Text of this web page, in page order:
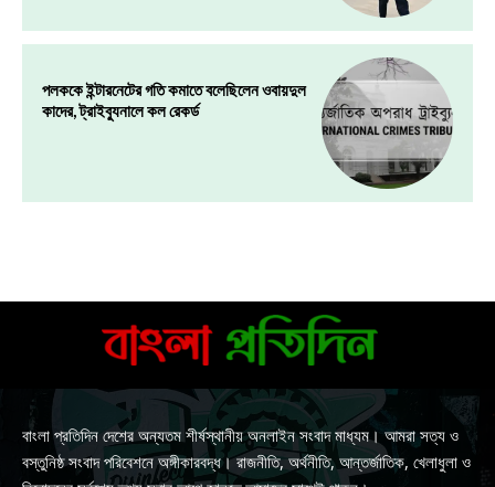
পলককে ইন্টারনেটের গতি কমাতে বলেছিলেন ওবায়দুল
কাদের, ট্রাইব্যুনালে কল রেকর্ড
বাংলা প্রতিদিন দেশের অন্যতম শীর্ষস্থানীয় অনলাইন সংবাদ মাধ্যম। আমরা সত্য ও
বস্তুনিষ্ঠ সংবাদ পরিবেশনে অঙ্গীকারবদ্ধ। রাজনীতি, অর্থনীতি, আন্তর্জাতিক, খেলাধুলা ও